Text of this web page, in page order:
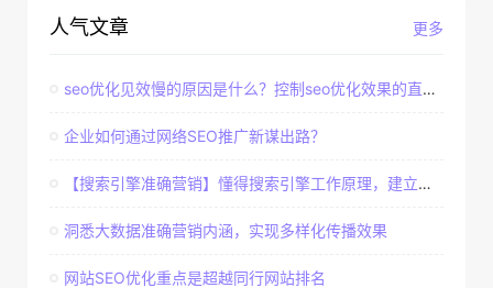
更多
人气文章
seo优化见效慢的原因是什么？控制seo优化效果的直接因素
企业如何通过网络SEO推广新谋出路？
【搜索引擎准确营销】懂得搜索引擎工作原理，建立准确客户群体
洞悉大数据准确营销内涵，实现多样化传播效果
网站SEO优化重点是超越同行网站排名